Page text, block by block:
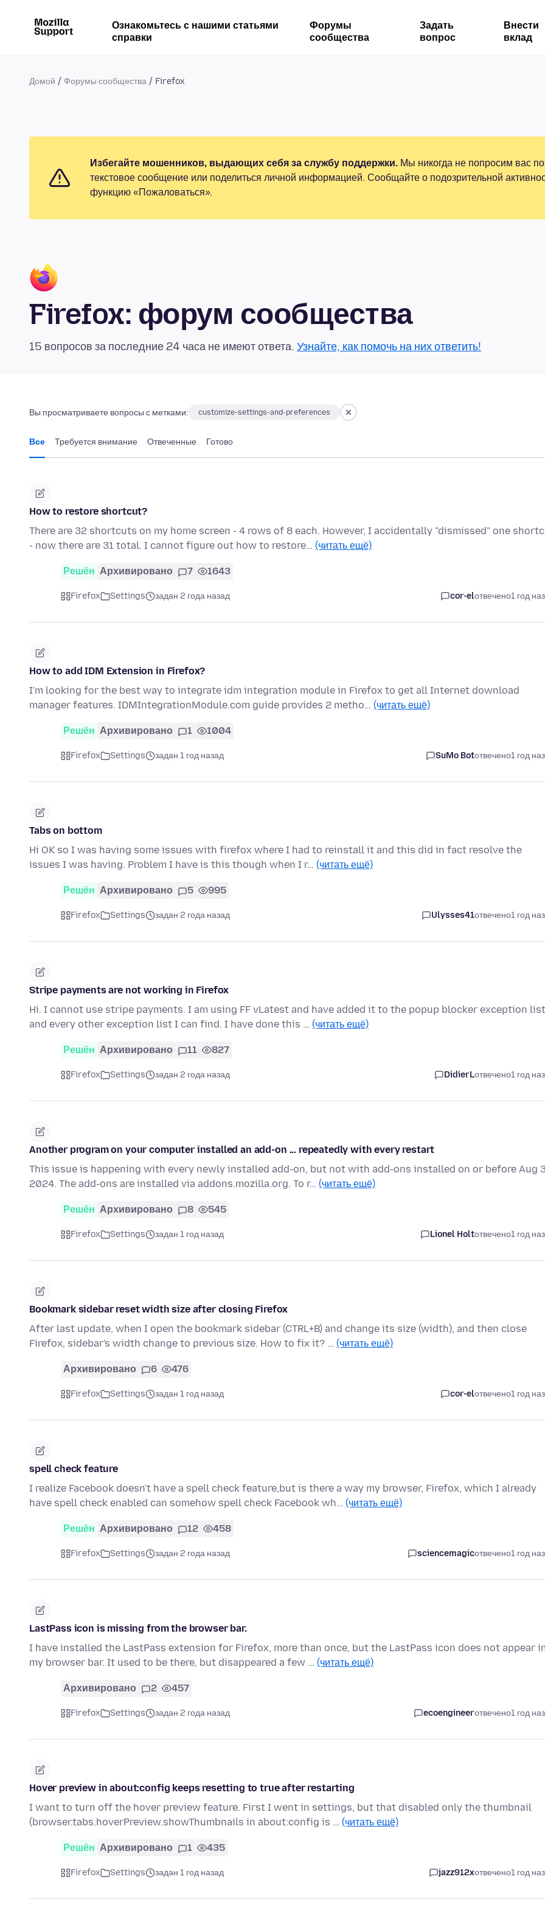
Ознакомьтесь с нашими статьями
справки
Форумы
сообщества
Задать
вопрос
Внести
вклад
Домой Форумы сообщества Firefox
Избегайте мошенников, выдающих себя за службу поддержки. Мы никогда не попросим вас
текстовое сообщение или поделиться личной информацией. Сообщайте о подозрительной
функцию «Пожаловаться».
Firefox: форум сообщества
15 вопросов за последние 24 часа не имеют ответа. Узнайте, как помочь на них ответить!
Вы просматриваете вопросы с метками: customize-settings-and-preferences
Все Требуется внимание Отвеченные Готово
How to restore shortcut?
There are 32 shortcuts on my home screen - 4 rows of 8 each. However, I accidentally "dismissed" one
- now there are 31 total. I cannot figure out how to restore… (читать ещё)
Решён Архивировано 7 1643
Firefox Settings задан 2 года назад cor-elотвечено1 год
How to add IDM Extension in Firefox?
I'm looking for the best way to integrate idm integration module in Firefox to get all Internet download
manager features. IDMIntegrationModule.com guide provides 2 metho… (читать ещё)
Решён Архивировано 1 1004
Firefox Settings задан 1 год назад SuMo Botотвечено1 год
Tabs on bottom
Hi OK so I was having some issues with firefox where I had to reinstall it and this did in fact resolve the
issues I was having. Problem I have is this though when I r… (читать ещё)
Решён Архивировано 5 995
Firefox Settings задан 2 года назад Ulysses41отвечено1 год
Stripe payments are not working in Firefox
Hi. I cannot use stripe payments. I am using FF vLatest and have added it to the popup blocker exception list
and every other exception list I can find. I have done this … (читать ещё)
Решён Архивировано 11 827
Firefox Settings задан 2 года назад DidierLотвечено1 год
Another program on your computer installed an add-on ... repeatedly with every restart
This issue is happening with every newly installed add-on, but not with add-ons installed on or before Aug
2024. The add-ons are installed via addons.mozilla.org. To r… (читать ещё)
Решён Архивировано 8 545
Firefox Settings задан 1 год назад Lionel Holtотвечено1 год
Bookmark sidebar reset width size after closing Firefox
After last update, when I open the bookmark sidebar (CTRL+B) and change its size (width), and then close
Firefox, sidebar's width change to previous size. How to fix it? … (читать ещё)
Архивировано 6 476
Firefox Settings задан 1 год назад cor-elотвечено1 год
spell check feature
I realize Facebook doesn't have a spell check feature,but is there a way my browser, Firefox, which I already
have spell check enabled can somehow spell check Facebook wh… (читать ещё)
Решён Архивировано 12 458
Firefox Settings задан 2 года назад sciencemagicотвечено1 год
LastPass icon is missing from the browser bar.
I have installed the LastPass extension for Firefox, more than once, but the LastPass icon does not appear
my browser bar. It used to be there, but disappeared a few … (читать ещё)
Архивировано 2 457
Firefox Settings задан 2 года назад ecoengineerотвечено1 год
Hover preview in about:config keeps resetting to true after restarting
I want to turn off the hover preview feature. First I went in settings, but that disabled only the thumbnail
(browser.tabs.hoverPreview.showThumbnails in about:config is … (читать ещё)
Решён Архивировано 1 435
Firefox Settings задан 1 год назад jazz912xотвечено1 год